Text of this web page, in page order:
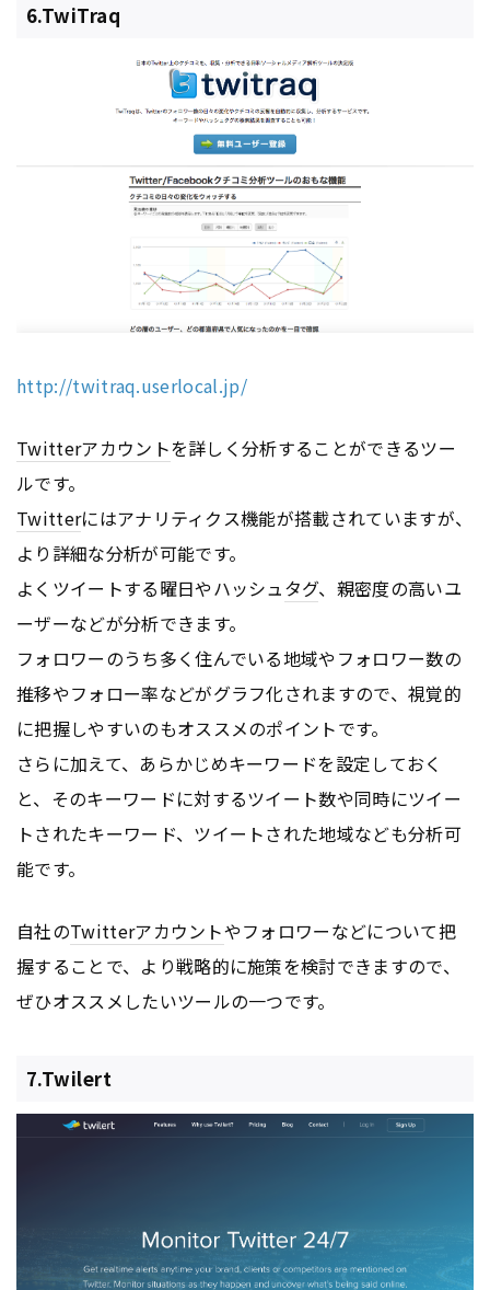
6.TwiTraq
http://twitraq.userlocal.jp/
Twitterアカウントを詳しく分析することができるツー
ルです。
Twitterにはアナリティクス機能が搭載されていますが、
より詳細な分析が可能です。
よくツイートする曜日やハッシュタグ、親密度の高いユ
ーザーなどが分析できます。
フォロワーのうち多く住んでいる地域やフォロワー数の
推移やフォロー率などがグラフ化されますので、視覚的
に把握しやすいのもオススメのポイントです。
さらに加えて、あらかじめキーワードを設定しておく
と、そのキーワードに対するツイート数や同時にツイー
トされたキーワード、ツイートされた地域なども分析可
能です。
自社のTwitterアカウントやフォロワーなどについて把
握することで、より戦略的に施策を検討できますので、
ぜひオススメしたいツールの一つです。
7.Twilert